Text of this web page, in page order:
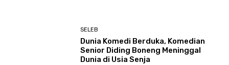
SELEB
Dunia Komedi Berduka, Komedian
Senior Diding Boneng Meninggal
Dunia di Usia Senja